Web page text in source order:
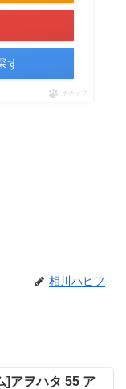
す
ポチップ
相川ハヒフ
]アヲハタ 55 ア